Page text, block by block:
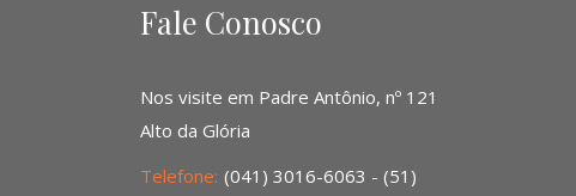
Fale Conosco
Nos visite em Padre Antônio, nº 121
Alto da Glória
Telefone: (041) 3016-6063 - (51)